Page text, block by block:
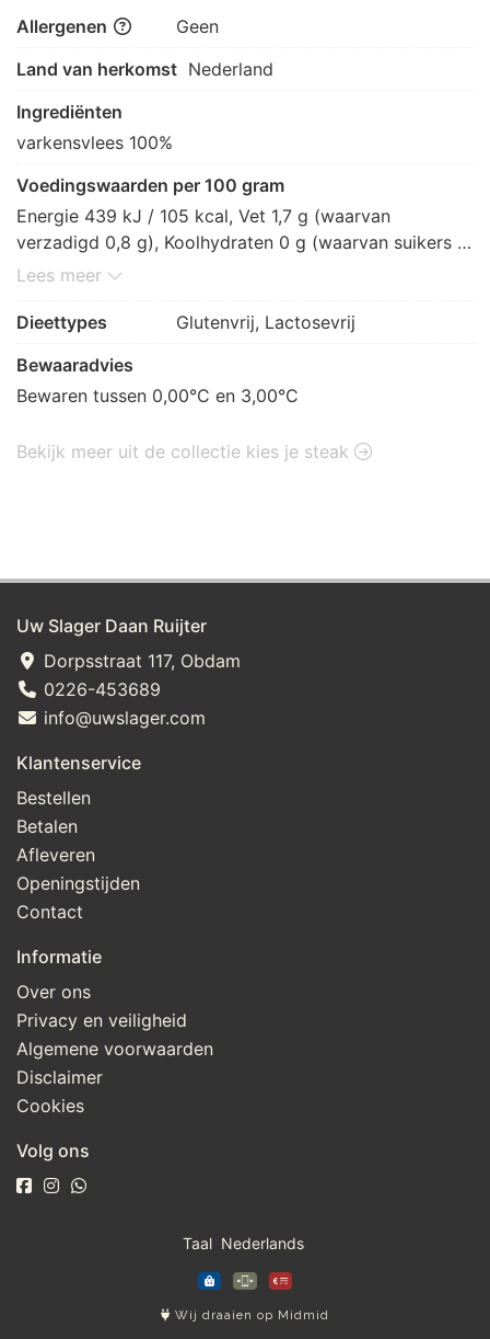
Allergenen
Geen
Land van herkomst Nederland
Ingrediënten
varkensvlees 100%
Voedingswaarden per 100 gram
Energie 439 kJ / 105 kcal, Vet 1,7 g (waarvan
verzadigd 0,8 g), Koolhydraten 0 g (waarvan suikers 0
g), Vezels 0 g, Eiwitten 22,4 g, Zout 0 g.
Lees meer
Dieettypes
Glutenvrij, Lactosevrij
Bewaaradvies
Bewaren tussen 0,00°C en 3,00°C
Bekijk meer uit de collectie kies je steak
Uw Slager Daan Ruijter
Dorpsstraat 117, Obdam
0226-453689
info@uwslager.com
Klantenservice
Bestellen
Betalen
Afleveren
Openingstijden
Contact
Informatie
Over ons
Privacy en veiligheid
Algemene voorwaarden
Disclaimer
Cookies
Volg ons
Taal
Wij draaien op Midmid